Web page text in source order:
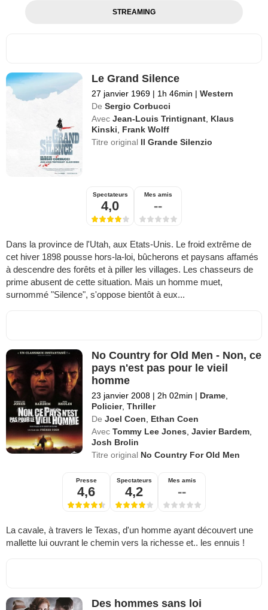
STREAMING
Le Grand Silence
27 janvier 1969 | 1h 46min | Western
De Sergio Corbucci
Avec Jean-Louis Trintignant Klaus
Kinski
Frank Wolff
Titre original Il Grande Silenzio
Spectateurs
4,0
Mes amis
--
Dans la province de l'Utah, aux Etats-Unis. Le froid extrême de
cet hiver 1898 pousse hors-la-loi, bûcherons et paysans affamés
à descendre des forêts et à piller les villages. Les chasseurs de
prime abusent de cette situation. Mais un homme muet,
surnommé "Silence", s'oppose bientôt à eux...
No Country for Old Men - Non, ce
pays n'est pas pour le vieil
homme
23 janvier 2008 | 2h 02min | Drame
Policier,Thriller
De Joel Coen
Ethan Coen
Avec Tommy Lee Jones ,Javier Bardem
Josh Brolin
Titre original No Country For Old Men
Presse
4,6
Spectateurs
4,2
Mes amis
--
La cavale, à travers le Texas, d'un homme ayant découvert une
mallette lui ouvrant le chemin vers la richesse et.. les ennuis !
Des hommes sans loi